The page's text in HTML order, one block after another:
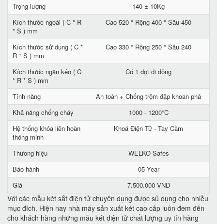
Trọng lượng
140 ± 10Kg
Kích thước ngoài ( C * R
* S ) mm
Cao 520 * Rộng 400 * Sâu 450
Kích thước sử dụng ( C *
R * S ) mm
Cao 330 * Rộng 250 * Sâu 240
Kích thước ngăn kéo ( C
* R * S ) mm
Có 1 đợt di động
Tính năng
An toàn + Chống trộm đập khoan phá
Khả năng chống cháy
1000 - 1200°C
Hệ thống khóa liên hoàn
thông minh
Khoá Điện Tử - Tay Cầm
Thương hiệu
WELKO Safes
Bảo hành
05 Year
Giá
7.500.000 VNĐ
Với các mẫu két sắt điện tử chuyên dụng được sủ dụng cho nhiều
mục đích. Hiện nay nhà máy sản xuất két cao cấp luôn đem đến
cho khách hàng những mẫu két điện tử chất lượng uy tín hàng